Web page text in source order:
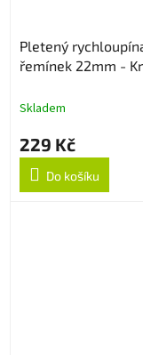
Pletený
řemínek 22mm -
Skladem
229 Kč
Do košíku